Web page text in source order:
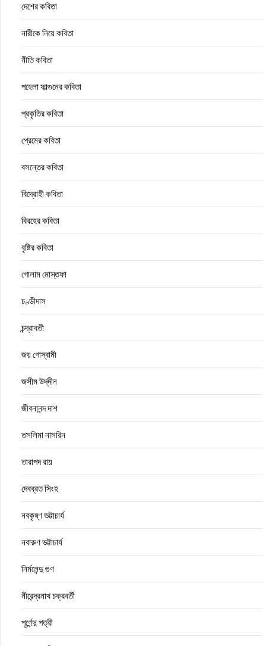
দেশের কবিতা
নারীকে নিয়ে কবিতা
নীতি কবিতা
পহেলা ফাল্গুনের কবিতা
প্রকৃতির কবিতা
প্রেমের কবিতা
বসন্তের কবিতা
বিদ্রোহী কবিতা
বিরহের কবিতা
বৃষ্টির কবিতা
গোলাম মোস্তফা
চণ্ডীদাস
চন্দ্রাবতী
জয় গোস্বামী
জসীম উদ্‌দীন
জীবনানন্দ দাশ
তসলিমা নাসরিন
তারাপদ রায়
দেবব্রত সিংহ
নবকৃষ্ণ ভট্টাচার্য
নবারুণ ভট্টাচার্য
নির্মলেন্দু গুণ
নীরেন্দ্রনাথ চক্রবর্তী
পূর্ণেন্দু পত্রী